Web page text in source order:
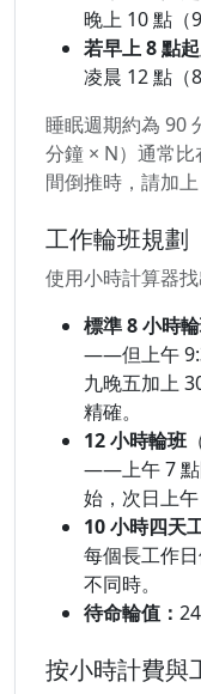
晚上 10 點（9
若早上 8 點起
凌晨 12 點（
睡眠週期約為 90
分鐘 × N）通常
間倒推時，請加上
工作輪班規劃
使用小時計算器
標準 8 小時
——但上午
九晚五加上
精確。
12 小時輪班
——上午 7 點
始，次日上午
10 小時四天
每個長工作
不同時。
待命輪值：
按小時計費與